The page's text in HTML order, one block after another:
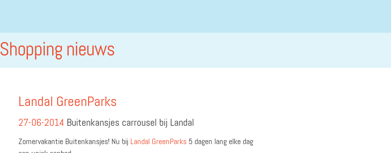
Shopping nieuws
Landal GreenParks
27-06-2014 Buitenkansjes carrousel bij Landal
Zomervakantie Buitenkansjes! Nu bij Landal GreenParks 5 dagen lang elke dag